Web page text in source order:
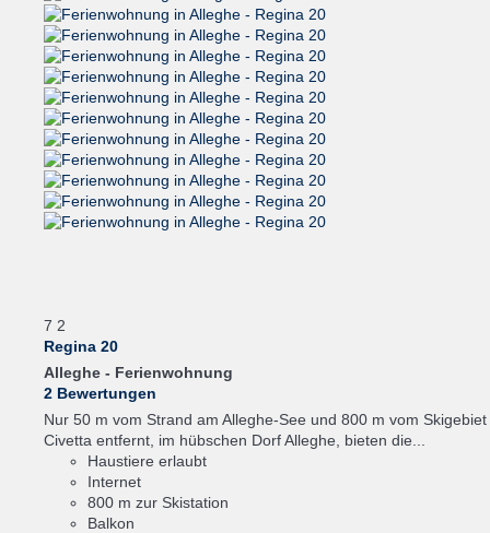
7 2
Regina 20
Alleghe - Ferienwohnung
2 Bewertungen
Nur 50 m vom Strand am Alleghe-See und 800 m vom Skigebiet
Civetta entfernt, im hübschen Dorf Alleghe, bieten die...
Haustiere erlaubt
Internet
800 m zur Skistation
Balkon